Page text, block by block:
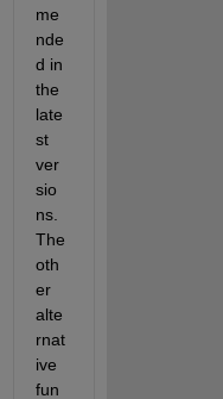
me
nde
d in
the
late
st
ver
sio
ns.
The
oth
er
alte
rnat
ive
fun